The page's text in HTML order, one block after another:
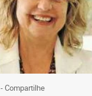
- Compartilhe